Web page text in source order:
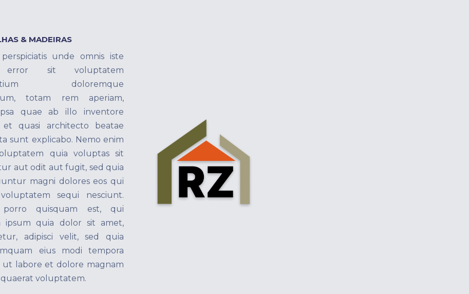
& MADEIRAS
unde omnis iste
error sit voluptatem
doloremque
totam rem aperiam,
quae ab illo inventore
et quasi architecto beatae
sunt explicabo. Nemo enim
quia voluptas sit
aut odit aut fugit, sed quia
magni dolores eos qui
sequi nesciunt.
porro quisquam est, qui
ipsum quia dolor sit amet,
adipisci velit, sed quia
eius modi tempora
labore et dolore magnam
voluptatem.